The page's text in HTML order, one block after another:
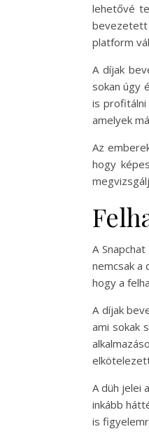
lehetővé
bevezetett
platform
A díjak
sokan úgy
is profitálni
amelyek
Az
hogy
A
nemcsak a
hogy a
A díjak
ami sokak
A düh jelei
inkább
is